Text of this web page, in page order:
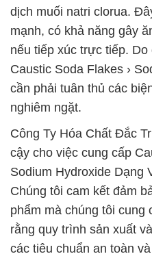
dịch muối natri clorua.
mạnh, có khả năng gây
nếu tiếp xúc trực tiếp.
Caustic Soda Flakes ›
cần phải tuân thủ các
nghiêm ngặt.
Công Ty Hóa Chất Đắc
cậy cho việc cung cấp
Sodium Hydroxide Dạng
Chúng tôi cam kết đảm
phẩm mà chúng tôi cung
rằng quy trình sản xuất
các tiêu chuẩn an toàn